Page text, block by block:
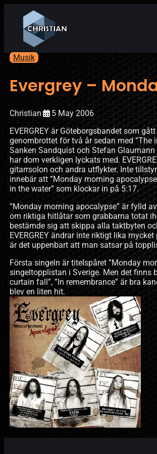
Musik
Evergrey –
Christian
5 May 2006
EVERGREY är Göteborgsbandet som
genombrottet för två år sedan med
Sanken Sandquist och Stefan
har dom verkligen lyckats med.
gitarrsolon och andra utflykter. Inte
innebär att ”Monday morning
in the water” som klockar in på 5:17.
”Monday morning apocalypse” är fylld
om riktiga hitlåtar som grabbarna totat
bestämde sig att skippa alla taktbyten
EVERGREY ändrar inte riktigt lika
är det uppenbart att man satsar på
Första singeln är titelspåret ”Monday
singeltopplistan i Sverige. Men det finns
curtain fall”, ”In remembrance” är bra
blev en liten hit.